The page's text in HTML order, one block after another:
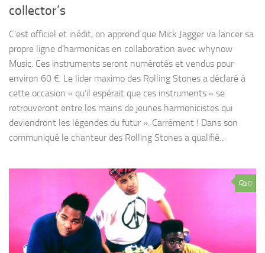
collector’s
C’est officiel et inédit, on apprend que Mick Jagger va lancer sa
propre ligne d’harmonicas en collaboration avec whynow
Music. Ces instruments seront numérotés et vendus pour
environ 60 €. Le lider maximo des Rolling Stones a déclaré à
cette occasion « qu’il espérait que ces instruments « se
retrouveront entre les mains de jeunes harmonicistes qui
deviendront les légendes du futur ». Carrément ! Dans son
communiqué le chanteur des Rolling Stones a qualifié...
0